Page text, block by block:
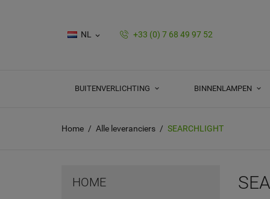
NL  +33 (0) 7 68 49 97 52
BUITENVERLICHTING BINNENLAMPEN
Home Alle leveranciers SEARCHLIGHT
HOME